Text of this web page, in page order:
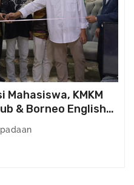
KMKM
& Borneo English